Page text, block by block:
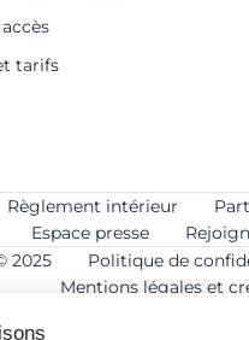
tarifs
Règlement intérieur
Espace presse
2025
Politique de
Mentions légales et